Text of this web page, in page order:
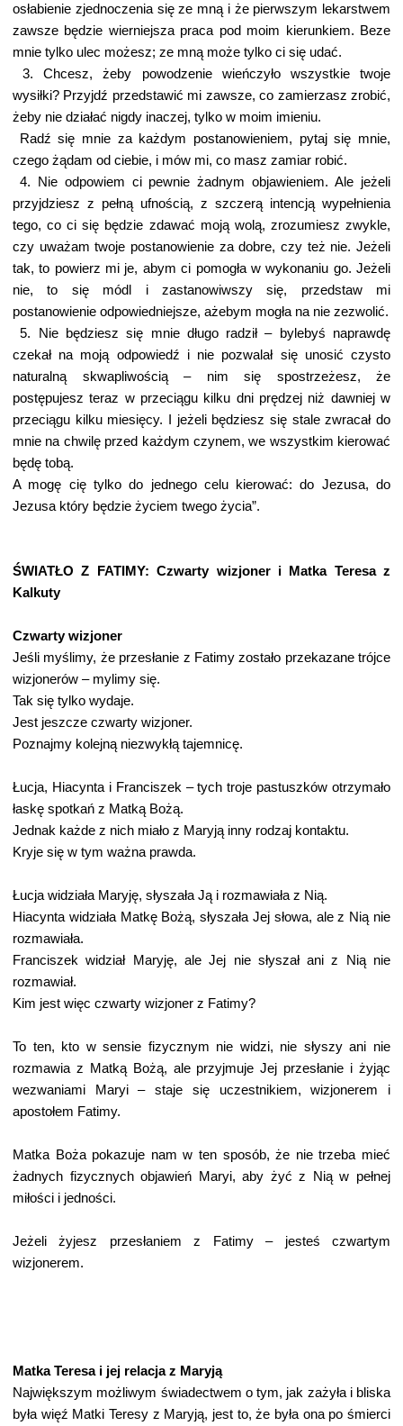
osłabienie zjednoczenia się ze mną i że pierwszym lekarstwem
zawsze będzie wierniejsza praca pod moim kierunkiem. Beze
mnie tylko ulec możesz; ze mną może tylko ci się udać.
3. Chcesz, żeby powodzenie wieńczyło wszystkie twoje
wysiłki? Przyjdź przedstawić mi zawsze, co zamierzasz zrobić,
żeby nie działać nigdy inaczej, tylko w moim imieniu.
Radź się mnie za każdym postanowieniem, pytaj się mnie,
czego żądam od ciebie, i mów mi, co masz zamiar robić.
4. Nie odpowiem ci pewnie żadnym objawieniem. Ale jeżeli
przyjdziesz z pełną ufnością, z szczerą intencją wypełnienia
tego, co ci się będzie zdawać moją wolą, zrozumiesz zwykle,
czy uważam twoje postanowienie za dobre, czy też nie. Jeżeli
tak, to powierz mi je, abym ci pomogła w wykonaniu go. Jeżeli
nie, to się módl i zastanowiwszy się, przedstaw mi
postanowienie odpowiedniejsze, ażebym mogła na nie zezwolić.
5. Nie będziesz się mnie długo radził – bylebyś naprawdę
czekał na moją odpowiedź i nie pozwalał się unosić czysto
naturalną skwapliwością – nim się spostrzeżesz, że
postępujesz teraz w przeciągu kilku dni prędzej niż dawniej w
przeciągu kilku miesięcy. I jeżeli będziesz się stale zwracał do
mnie na chwilę przed każdym czynem, we wszystkim kierować
będę tobą.
A mogę cię tylko do jednego celu kierować: do Jezusa, do
Jezusa który będzie życiem twego życia”.
ŚWIATŁO Z FATIMY: Czwarty wizjoner i Matka Teresa z
Kalkuty
Czwarty wizjoner
Jeśli myślimy, że przesłanie z Fatimy zostało przekazane trójce
wizjonerów – mylimy się.
Tak się tylko wydaje.
Jest jeszcze czwarty wizjoner.
Poznajmy kolejną niezwykłą tajemnicę.
Łucja, Hiacynta i Franciszek – tych troje pastuszków otrzymało
łaskę spotkań z Matką Bożą.
Jednak każde z nich miało z Maryją inny rodzaj kontaktu.
Kryje się w tym ważna prawda.
Łucja widziała Maryję, słyszała Ją i rozmawiała z Nią.
Hiacynta widziała Matkę Bożą, słyszała Jej słowa, ale z Nią nie
rozmawiała.
Franciszek widział Maryję, ale Jej nie słyszał ani z Nią nie
rozmawiał.
Kim jest więc czwarty wizjoner z Fatimy?
To ten, kto w sensie fizycznym nie widzi, nie słyszy ani nie
rozmawia z Matką Bożą, ale przyjmuje Jej przesłanie i żyjąc
wezwaniami Maryi – staje się uczestnikiem, wizjonerem i
apostołem Fatimy.
Matka Boża pokazuje nam w ten sposób, że nie trzeba mieć
żadnych fizycznych objawień Maryi, aby żyć z Nią w pełnej
miłości i jedności.
Jeżeli żyjesz przesłaniem z Fatimy – jesteś czwartym
wizjonerem.
Matka Teresa i jej relacja z Maryją
Największym możliwym świadectwem o tym, jak zażyła i bliska
była więź Matki Teresy z Maryją, jest to, że była ona po śmierci